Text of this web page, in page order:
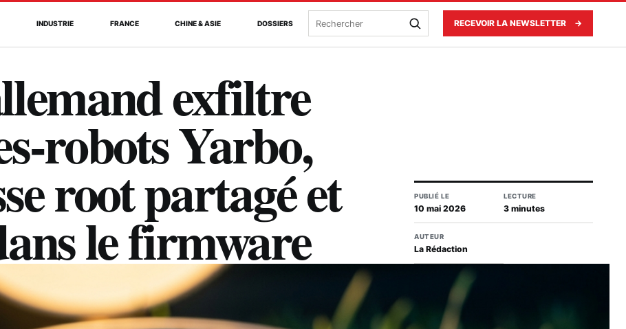
INDUSTRIE FRANCE CHINE & ASIE DOSSIERS Rechercher RECEVOIR LA NEWSLETTER →
exfiltre
robots Yarbo,
root partagé et
le firmware
PUBLIÉ LE
10 mai 2026
LECTURE
3 minutes
AUTEUR
La Rédaction